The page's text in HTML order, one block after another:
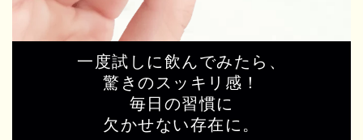
一度試しに飲んでみたら、
驚きのスッキリ感！
毎日の習慣に
欠かせない存在に。